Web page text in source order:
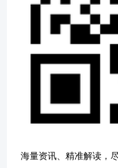
海量资讯、精准解读，